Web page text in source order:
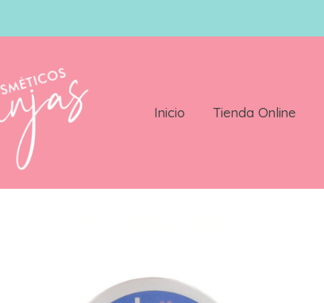
Inicio Tienda Online
Lottabody Shape Me Custard Gelle 198.4g